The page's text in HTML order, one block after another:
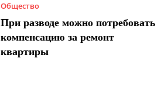
Общество
При разводе можно потребовать
компенсацию за ремонт
квартиры